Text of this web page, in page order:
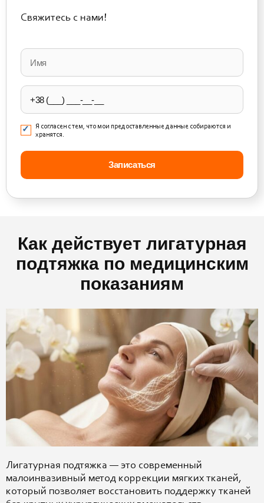
Свяжитесь с нами!
leave
this
field
empty.
Я согласен с тем, что мои предоставленные данные собираются и
хранятся.
Как действует лигатурная
подтяжка по медицинским
показаниям
Лигатурная подтяжка — это современный
малоинвазивный метод коррекции мягких тканей,
который позволяет восстановить поддержку тканей